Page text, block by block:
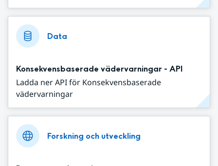
Data
Konsekvensbaserade vädervarningar - API
Ladda ner API för Konsekvensbaserade
vädervarningar
Forskning och utveckling